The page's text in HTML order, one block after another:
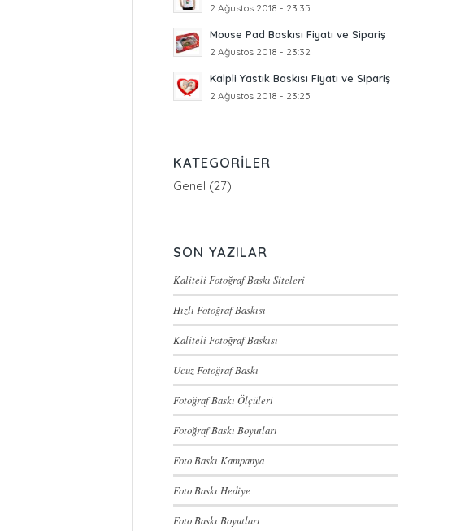
2 Ağustos 2018 - 23:35
Mouse Pad Baskısı Fiyatı ve Sipariş
2 Ağustos 2018 - 23:32
Kalpli Yastık Baskısı Fiyatı ve Sipariş
2 Ağustos 2018 - 23:25
KATEGORILER
Genel (27)
SON YAZILAR
Kaliteli Fotoğraf Baskı Siteleri
Hızlı Fotoğraf Baskısı
Kaliteli Fotoğraf Baskısı
Ucuz Fotoğraf Baskı
Fotoğraf Baskı Ölçüleri
Fotoğraf Baskı Boyutları
Foto Baskı Kampanya
Foto Baskı Hediye
Foto Baskı Boyutları